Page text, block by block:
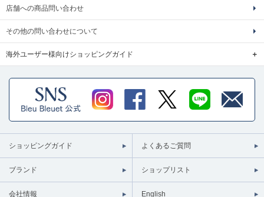
店舗への商品問い合わせ
その他の問い合わせについて
海外ユーザー様向けショッピングガイド
ショッピングガイド よくあるご質問
ブランド ショップリスト
会社情報 English